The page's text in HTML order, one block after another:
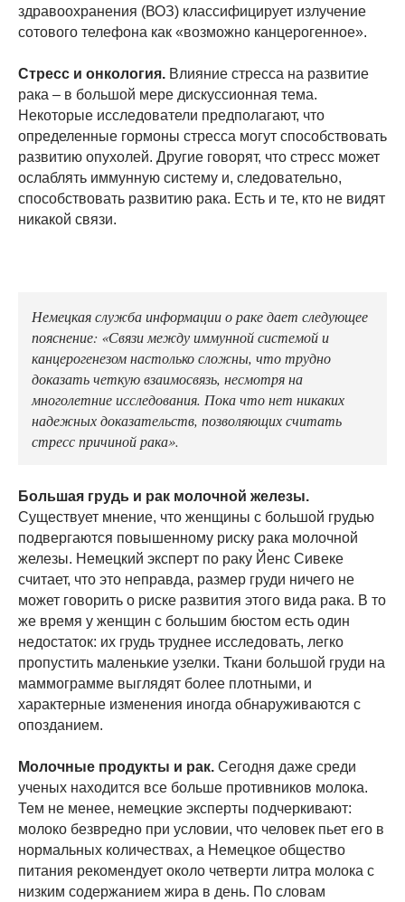
здравоохранения (ВОЗ) классифицирует излучение
сотового телефона как «возможно канцерогенное».
Стресс и онкология. Влияние стресса на развитие
рака – в большой мере дискуссионная тема.
Некоторые исследователи предполагают, что
определенные гормоны стресса могут способствовать
развитию опухолей. Другие говорят, что стресс может
ослаблять иммунную систему и, следовательно,
способствовать развитию рака. Есть и те, кто не видят
никакой связи.
Немецкая служба информации о раке дает следующее
пояснение: «Связи между иммунной системой и
канцерогенезом настолько сложны, что трудно
доказать четкую взаимосвязь, несмотря на
многолетние исследования. Пока что нет никаких
надежных доказательств, позволяющих считать
стресс причиной рака».
Большая грудь и рак молочной железы.
Существует мнение, что женщины с большой грудью
подвергаются повышенному риску рака молочной
железы. Немецкий эксперт по раку Йенс Сивеке
считает, что это неправда, размер груди ничего не
может говорить о риске развития этого вида рака. В то
же время у женщин с большим бюстом есть один
недостаток: их грудь труднее исследовать, легко
пропустить маленькие узелки. Ткани большой груди на
маммограмме выглядят более плотными, и
характерные изменения иногда обнаруживаются с
опозданием.
Молочные продукты и рак. Сегодня даже среди
ученых находится все больше противников молока.
Тем не менее, немецкие эксперты подчеркивают:
молоко безвредно при условии, что человек пьет его в
нормальных количествах, а Немецкое общество
питания рекомендует около четверти литра молока с
низким содержанием жира в день. По словам